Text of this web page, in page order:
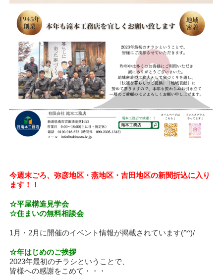
今週末ごろ、弥彦地区・燕地区・吉田地区の新聞折込に入り
ます！！
☆平屋構造見学会
☆住まいの無料相談会
1月・2月に開催のイベント情報が掲載されています(^^)/
☆年はじめのご挨拶
2023年最初のチラシということで、
皆様への感謝をこめて・・・